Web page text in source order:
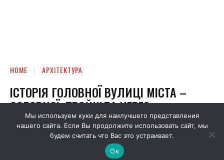
Мы используем куки для наилучшего представления
нашего сайта. Если Вы продолжите использовать сайт, мы
будем считать что Вас это устраивает.
Ок